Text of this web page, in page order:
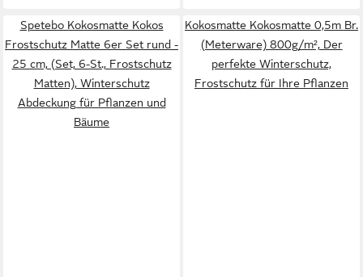
Spetebo Kokosmatte Kokos
Frostschutz Matte 6er Set rund -
25 cm, (Set, 6-St., Frostschutz
Matten), Winterschutz
Abdeckung für Pflanzen und
Bäume
Kokosmatte Kokosmatte 0,5m Br.
(Meterware) 800g/m², Der
perfekte Winterschutz,
Frostschutz für Ihre Pflanzen